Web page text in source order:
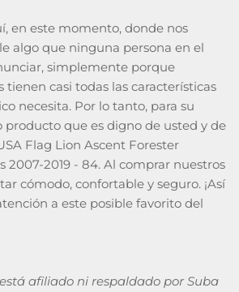
en este momento, donde nos
algo que ninguna persona en el
simplemente porque
tienen casi todas las características
necesita. Por lo tanto, para su
producto que es digno de usted y de
Flag Lion Ascent Forester
2007-2019 - 84. Al comprar nuestros
cómodo, confortable y seguro. ¡Así
a este posible favorito del
afiliado ni respaldado por Suba